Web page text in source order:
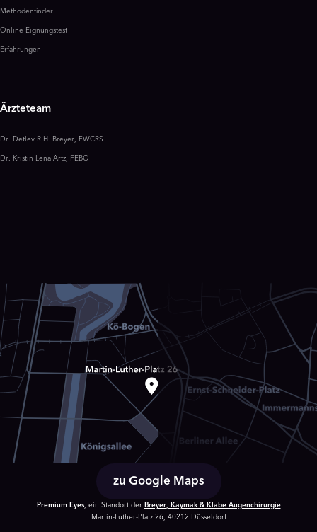
Methodenfinder
Online Eignungstest
Erfahrungen
Ärzteteam
Dr. Detlev R.H. Breyer, FWCRS
Dr. Kristin Lena Artz, FEBO
zu Google Maps
Premium Eyes, ein Standort der Breyer, Kaymak & Klabe Augenchirurgie
Martin-Luther-Platz 26, 40212 Düsseldorf